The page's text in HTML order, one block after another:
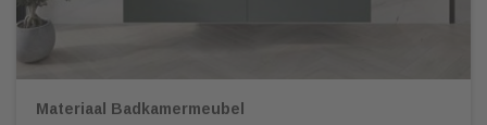
Materiaal Badkamermeubel